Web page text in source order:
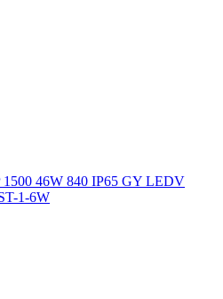
46W 840 IP65 GY LEDV
1-6W